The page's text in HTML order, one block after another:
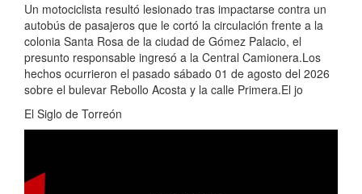
Un motociclista resultó lesionado tras impactarse contra un
autobús de pasajeros que le cortó la circulación frente a la
colonia Santa Rosa de la ciudad de Gómez Palacio, el
presunto responsable ingresó a la Central Camionera.Los
hechos ocurrieron el pasado sábado 01 de agosto del 2026
sobre el bulevar Rebollo Acosta y la calle Primera.El jo
El Siglo de Torreón